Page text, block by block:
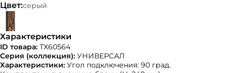
Цвет:серый
Характеристики
ID товара: ТХ60564
Серия (коллекция): УНИВЕРСАЛ
Характеристики: Угол подключения: 90 град.